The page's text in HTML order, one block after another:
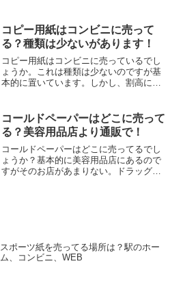
での購入になるでしょう。上質紙がどこ
にあるかを見つけるのは難しいです。
コピー用紙はコンビニに売って
る？種類は少ないがあります！
コピー用紙はコンビニに売っているでし
ょうか。これは種類は少ないのですが基
本的に置いています。しかし、割高にな
り家電量販店や通販の格安のものを購入
するほうがコスパがいいでしょう。
コールドペーパーはどこに売って
る？美容用品店より通販で！
コールドペーパーはどこに売ってるでし
ょうか？基本的に美容用品店にあるので
すがそのお店があまりない。ドラッグス
スポーツ紙を売ってる場所は？駅のホー
ム、コンビニ、WEB